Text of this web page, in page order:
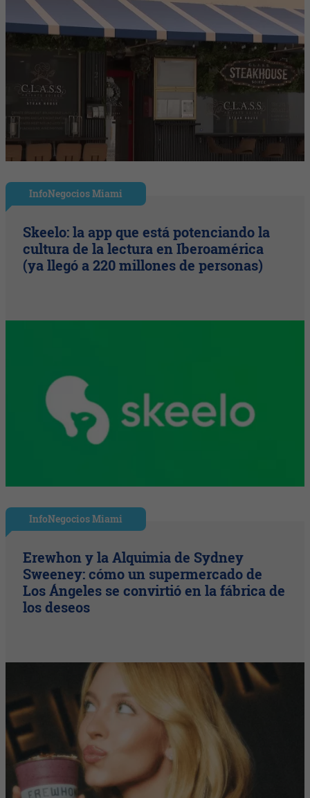
InfoNegocios Miami
Skeelo: la app que está potenciando la
cultura de la lectura en Iberoamérica
(ya llegó a 220 millones de personas)
InfoNegocios Miami
Erewhon y la Alquimia de Sydney
Sweeney: cómo un supermercado de
Los Ángeles se convirtió en la fábrica de
los deseos